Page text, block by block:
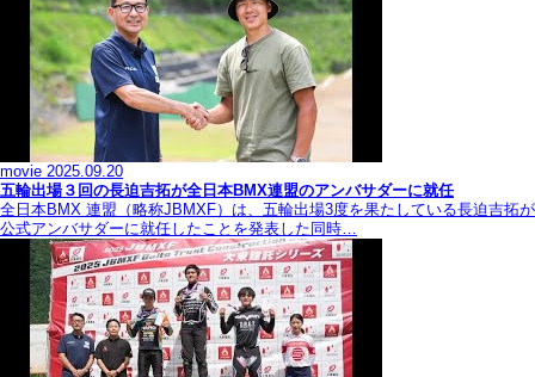
movie 2025.09.20
五輪出場３回の長迫吉拓が全日本BMX連盟のアンバサダーに就任
全日本BMX 連盟（略称JBMXF）は、五輪出場3度を果たしている長迫吉拓が
公式アンバサダーに就任したことを発表した同時…